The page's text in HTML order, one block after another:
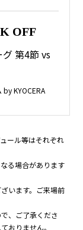
OFF
第4節 vs
KYOCERA
ール等はそれぞれ
る場合があります
います。ご来場前
、ご了承くださ
おりません。